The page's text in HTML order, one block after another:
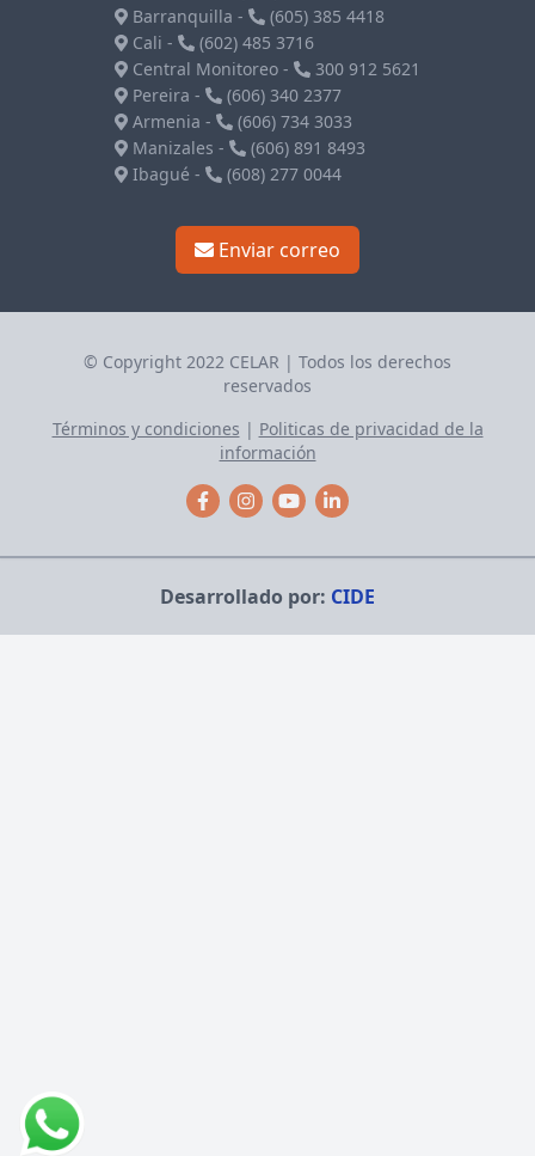
Barranquilla -
(605) 385 4418
Cali -
(602) 485 3716
Central Monitoreo -
300 912 5621
Pereira -
(606) 340 2377
Armenia -
(606) 734 3033
Manizales -
(606) 891 8493
Ibagué - (608) 277 0044
Enviar correo
© Copyright 2022 CELAR | Todos los derechos
reservados
Términos y condiciones | Politicas de privacidad de la
información
Desarrollado por: CIDE